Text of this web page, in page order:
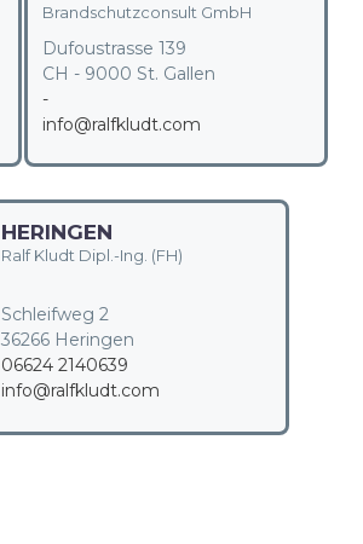
Brandschutzconsult GmbH
Dufoustrasse 139
CH - 9000 St. Gallen
-
info@ralfkludt.com
HERINGEN
Ralf Kludt Dipl.-Ing. (FH)
Schleifweg 2
36266 Heringen
06624 2140639
info@ralfkludt.com